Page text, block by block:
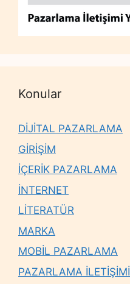
Konular
DİJİTAL PAZARLAMA
GİRİŞİM
İÇERİK PAZARLAMA
İNTERNET
LİTERATÜR
MARKA
MOBİL PAZARLAMA
PAZARLAMA İLETİŞİMİ